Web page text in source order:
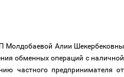
Молдобаевой Алии Шекербековны
обменных операций с наличной
частного предпринимателя от